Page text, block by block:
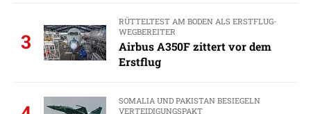
3
RÜTTELTEST AM BODEN ALS ERSTFLUG-
WEGBEREITER
Airbus A350F zittert vor dem
Erstflug
SOMALIA UND PAKISTAN BESIEGELN
VERTEIDIGUNGSPAKT